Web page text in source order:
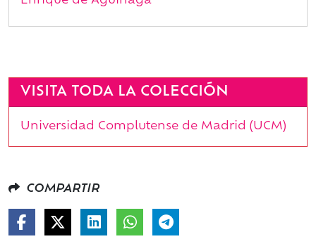
VISITA TODA LA COLECCIÓN
Universidad Complutense de Madrid (UCM)
COMPARTIR